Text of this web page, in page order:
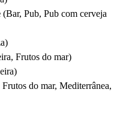
(Bar, Pub, Pub com cerveja
Frutos do mar)
do mar, Mediterrânea,